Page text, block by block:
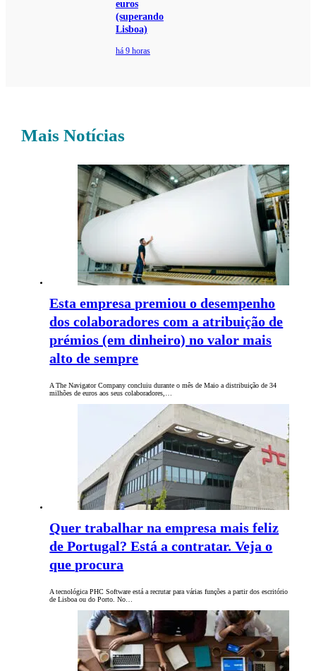
euros
(superando
Lisboa)
há 9 horas
Mais Notícias
Esta empresa premiou o desempenho
dos colaboradores com a atribuição de
prémios (em dinheiro) no valor mais
alto de sempre
A The Navigator Company concluiu durante o mês de Maio a distribuição de 34
milhões de euros aos seus colaboradores,…
Quer trabalhar na empresa mais feliz
de Portugal? Está a contratar. Veja o
que procura
A tecnológica PHC Software está a recrutar para várias funções a partir dos escritório
de Lisboa ou do Porto. No…